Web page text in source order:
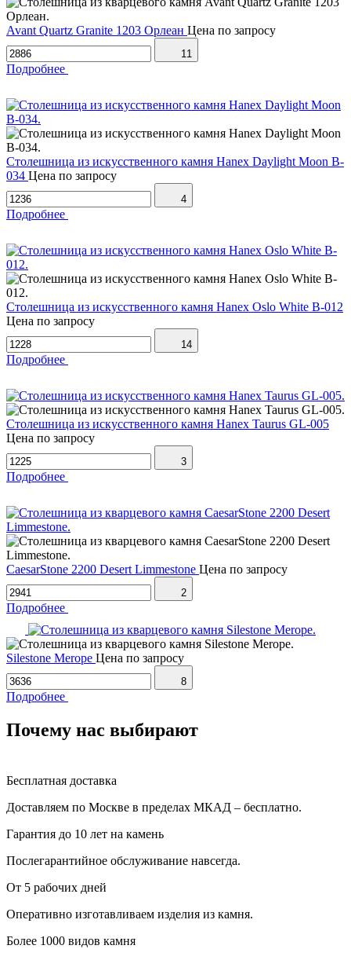
Avant Quartz Granite 1203 Орлеан Цена по запросу
11
Подробнее
Столешница из искусственного камня Hanex Daylight Moon B-
034 Цена по запросу
4
Подробнее
Столешница из искусственного камня Hanex Oslo White B-012
Цена по запросу
14
Подробнее
Столешница из искусственного камня Hanex Taurus GL-005
Цена по запросу
3
Подробнее
CaesarStone 2200 Desert Limmestone Цена по запросу
2
Подробнее
Silestone Merope Цена по запросу
8
Подробнее
Почему нас выбирают
Бесплатная доставка
Доставляем по Москве в пределах МКАД – бесплатно.
Гарантия до 10 лет на камень
Послегарантийное обслуживание навсегда.
От 5 рабочих дней
Оперативно изготавливаем изделия из камня.
Более 1000 видов камня